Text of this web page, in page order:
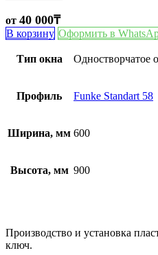
от 40 000₸
В корзину Оформить в
Тип окна Одностворчатое
Профиль Funke Standart 58
Ширина, мм 600
Высота, мм 900
Производство и установка
ключ.